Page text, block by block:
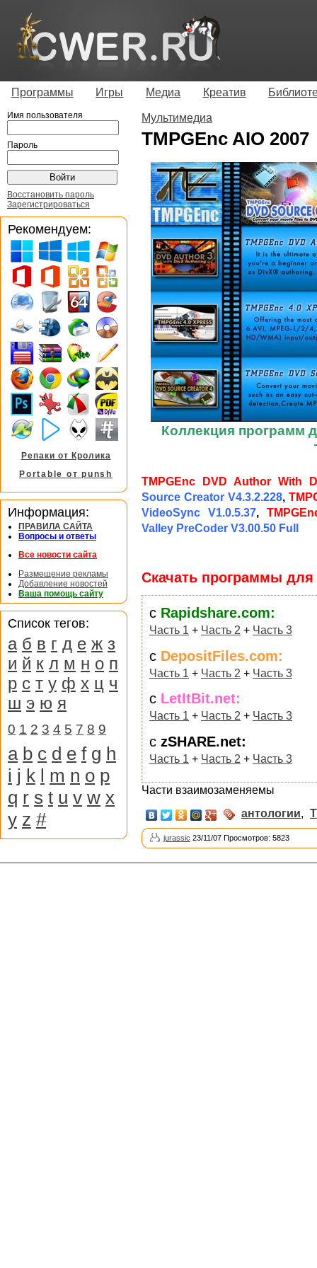
Программы Игры Медиа Креатив
Мультимедиа
TMPGEnc AIO 2007
Коллекция программ
TMPGEnc DVD Author With
Source Creator V4.3.2.228,
VideoSync V1.0.5.37,
Valley PreCoder V3.00.50 Full
Скачать программы
с Rapidshare.com:
Часть 1 + Часть 2 + Часть 3
с DepositFiles.com:
Часть 1 + Часть 2 + Часть 3
с LetItBit.net:
Часть 1 + Часть 2 + Часть 3
с zSHARE.net:
Часть 1 + Часть 2 + Часть 3
Части взаимозаменяемы
антологии,
jurassic 23/11/07 Просмотров: 5823
Имя пользователя
Пароль
Восстановить пароль
Зарегистрироваться
Рекомендуем:
Репаки от Кролика
Portable от punsh
Информация:
ПРАВИЛА САЙТА
Вопросы и ответы
Все новости сайта
Размещение рекламы
Добавление новостей
Ваша помощь сайту
Список тегов:
а б в г д е ж з
и й к л м н о п
р с т у ф х ц ч
ш э ю я
0 1 2 3 4 5 7 8 9
a b c d e f g h
i j k l m n o p
q r s t u v w x
y z #